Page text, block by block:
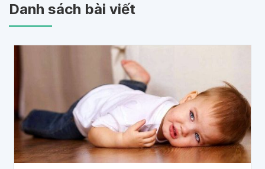
Danh sách bài viết